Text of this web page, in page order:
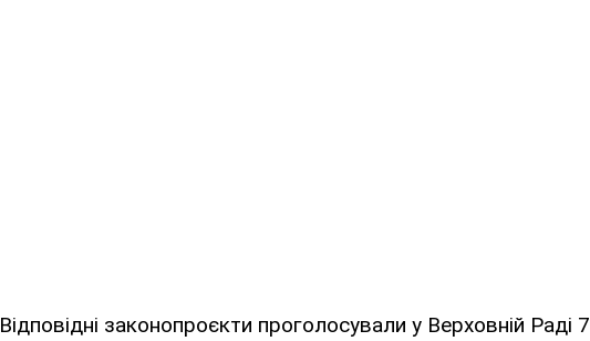
Відповідні законопроєкти проголосували у Верховній Раді